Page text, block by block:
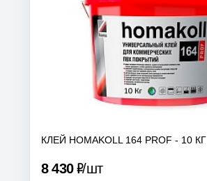
КЛЕЙ HOMAKOLL 164 PROF - 10 КГ
8 430Р шт